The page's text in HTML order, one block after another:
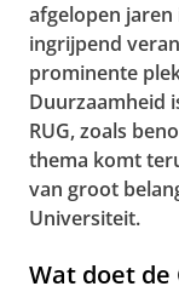
afgelopen jaren
ingrijpend
prominente
Duurzaamheid
RUG, zoals
thema komt
van groot
Universiteit.
Wat doet de